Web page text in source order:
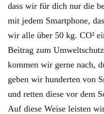
dass wir für dich nur die
mit jedem Smartphone,
wir alle über 50 kg. CO²
Beitrag zum
kommen wir gerne nach,
geben wir hunderten von
und retten diese vor dem
Auf diese Weise leisten